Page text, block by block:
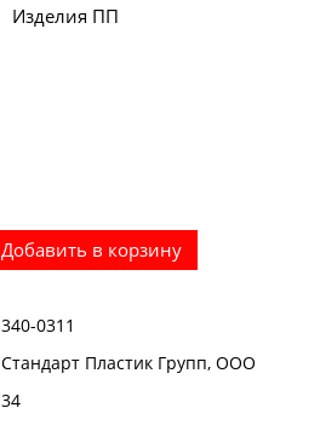
Изделия ПП
Добавить в корзину
340-0311
Стандарт Пластик Групп, ООО
34